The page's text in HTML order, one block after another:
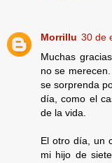
Morrillu 30 de
Muchas
no se
se sorprenda
día, como el
de la vida.
El otro día, un
mi hijo de